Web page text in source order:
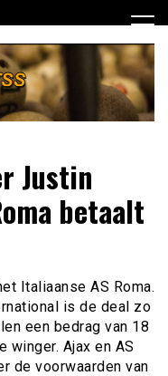
Justin
betaalt
Italiaanse AS Roma.
is de deal zo
een bedrag van 18
winger. Ajax en AS
de voorwaarden van